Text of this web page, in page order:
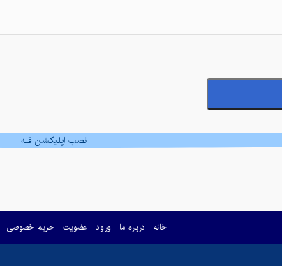
نصب اپلیکشن قله
خانه درباره ما ورود عضویت حریم خصوصی